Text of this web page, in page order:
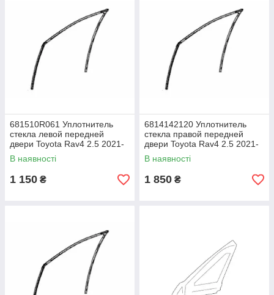
681510R061 Уплотнитель
стекла левой передней
двери Toyota Rav4 2.5 2021-
2025 год, б/у оригинал
В наявності
1 150 ₴
6814142120 Уплотнитель
стекла правой передней
двери Toyota Rav4 2.5 2021-
2025 год, б/у оригинал
В наявності
1 850 ₴